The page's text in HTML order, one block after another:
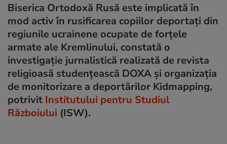
Biserica Ortodoxă Rusă este implicată în
mod activ în rusificarea copiilor deportați din
regiunile ucrainene ocupate de forțele
armate ale Kremlinului, constată o
investigație jurnalistică realizată de revista
religioasă studențească DOXA și organizația
de monitorizare a deportărilor Kidmapping,
potrivit Institutului pentru Studiul
Războiului (ISW).